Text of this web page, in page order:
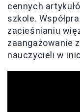
cennych
szkole.
zacieśnianiu
zaangażowanie
nauczycieli w